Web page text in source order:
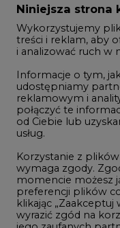
Zmiany kadrowe
Studio CIRE
Rozmowy o
Gospodarka
Geopolityka
LTE450
Innowacje i AI
Telekomunikacja
Handel emisjami
Niniejsza strona
Wykorzystujemy
treści i reklam, aby
i analizować ruch w
Informacje o tym,
udostępniamy
reklamowym i
połączyć te
od Ciebie lub
usług.
Korzystanie z
wymaga zgody.
momencie możesz
preferencji plików
klikając „Zaakceptuj
wyrazić zgód na